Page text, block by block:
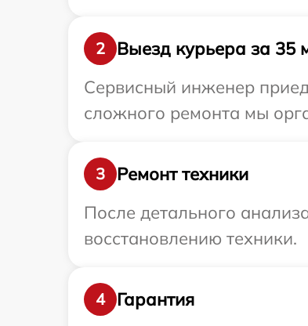
2
Выезд курьера за 35
Сервисный инженер
сложного ремонта мы
3
Ремонт техники
После детального
восстановлению техники.
4
Гарантия